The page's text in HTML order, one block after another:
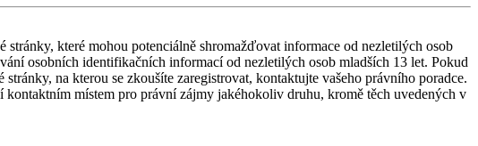
které mohou potenciálně shromažďovat informace od nezletilých osob
osobních identifikačních informací od nezletilých osob mladších 13 let. Pokud
na kterou se zkoušíte zaregistrovat, kontaktujte vašeho právního poradce.
místem pro právní zájmy jakéhokoliv druhu, kromě těch uvedených v